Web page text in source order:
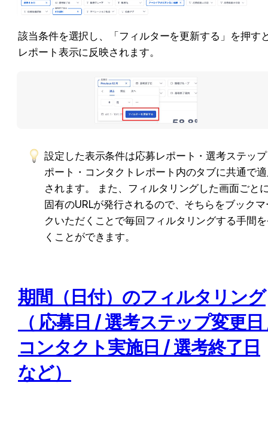
該当条件を選択し、「フィルターを更新する」を押す
レポート表示に反映されます。
設定した表示条件は応募レポート・選考ステッ
ポート・コンタクトレポート内のタブに共通で
されます。 また、フィルタリングした画面ごと
固有のURLが発行されるので、そちらをブックマ
クいただくことで毎回フィルタリングする手間
くことができます。
期間（日付）のフィルタリング
（ 応募日 / 選考ステップ変更
コンタクト実施日 / 選考終了日
など）